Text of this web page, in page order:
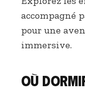
accompagné
pour une
immersive.
Où